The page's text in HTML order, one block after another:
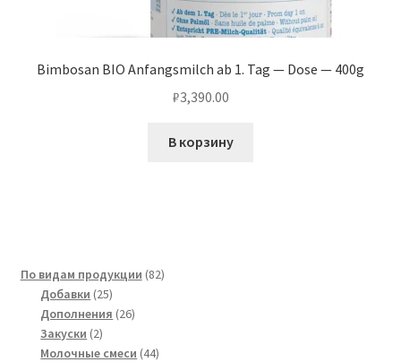
Bimbosan BIO Anfangsmilch ab 1. Tag — Dose — 400g
₽3,390.00
В корзину
По видам продукции 8282
Добавки 2525
товаров
Дополнения 2626
Закуски 22
товара
Молочные смеси 4444